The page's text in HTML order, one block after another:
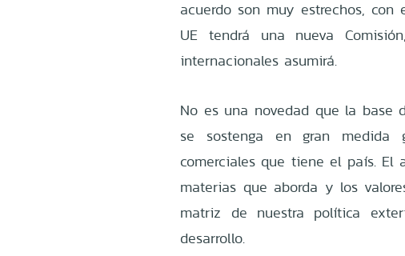
acuerdo son muy estrechos,
UE tendrá una nueva
internacionales asumirá.
No es una novedad que la base
se sostenga en gran
comerciales que tiene el país. El
materias que aborda y los
matriz de nuestra política
desarrollo.